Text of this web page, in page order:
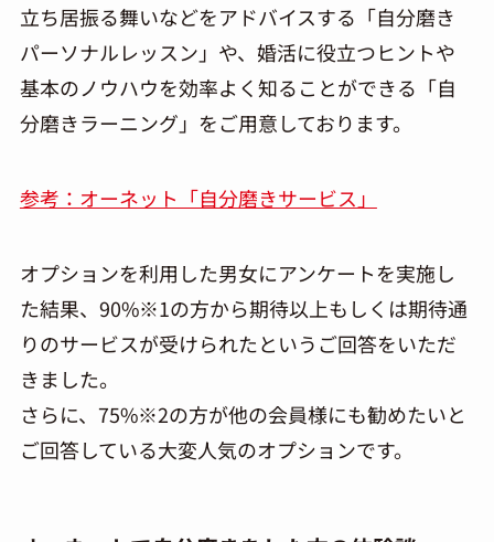
立ち居振る舞いなどをアドバイスする「自分磨き
パーソナルレッスン」や、婚活に役立つヒントや
基本のノウハウを効率よく知ることができる「自
分磨きラーニング」をご用意しております。
参考：オーネット「自分磨きサービス」
オプションを利用した男女にアンケートを実施し
た結果、90%※1の方から期待以上もしくは期待通
りのサービスが受けられたというご回答をいただ
きました。
さらに、75%※2の方が他の会員様にも勧めたいと
ご回答している大変人気のオプションです。